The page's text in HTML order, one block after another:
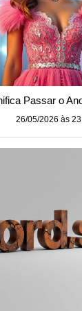
Passar o
26/05/2026 às